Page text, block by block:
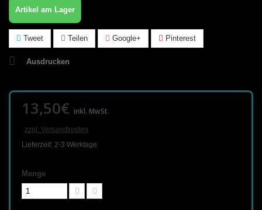
Artikel am Lager
Tweet Teilen Google+ Pinterest
Ausdrucken
13,50€ inkl. MwSt.
zzgl. Versandkosten
Lieferzeit: 2-3 Werktage
Menge